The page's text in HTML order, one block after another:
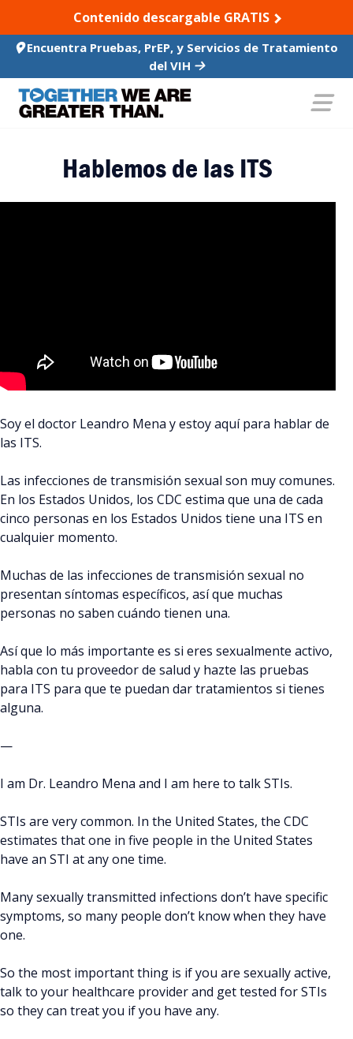
TO CONTENTContenido descargable GRATIS
Encuentra Pruebas, PrEP, y Servicios de Tratamiento
del VIH
Hablemos de las ITS
Soy el doctor Leandro Mena y estoy aquí para hablar de
las ITS.
Las infecciones de transmisión sexual son muy comunes.
En los Estados Unidos, los CDC estima que una de cada
cinco personas en los Estados Unidos tiene una ITS en
cualquier momento.
Muchas de las infecciones de transmisión sexual no
presentan síntomas específicos, así que muchas
personas no saben cuándo tienen una.
Así que lo más importante es si eres sexualmente activo,
habla con tu proveedor de salud y hazte las pruebas
para ITS para que te puedan dar tratamientos si tienes
alguna.
—
I am Dr. Leandro Mena and I am here to talk STIs.
STIs are very common. In the United States, the CDC
estimates that one in five people in the United States
have an STI at any one time.
Many sexually transmitted infections don’t have specific
symptoms, so many people don’t know when they have
one.
So the most important thing is if you are sexually active,
talk to your healthcare provider and get tested for STIs
so they can treat you if you have any.